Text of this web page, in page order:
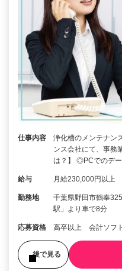
仕事内容
浄化槽のメンテナン
ンス会社にて、事務
は？】 ◎PCでのデ
給与 月給230,000円以上
勤務地
千葉県野田市鶴奉
駅」より車で8分
応募資格 高卒以上 会計ソフ
後で見る